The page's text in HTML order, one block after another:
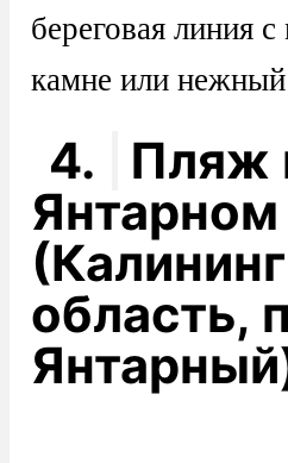
береговая линия
камне или
4.
Пляж
Янтарном
область,